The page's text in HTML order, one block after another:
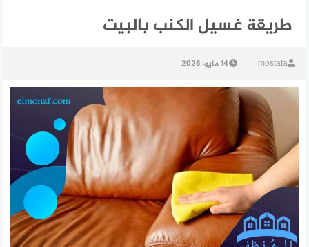
طريقة غسيل الكنب بالبيت
mostafa 14 مايو، 2026